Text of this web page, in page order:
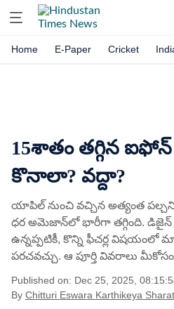
Home E-Paper Cricket
15శాతం తగ్గిన
కొనాలా? వద్దా?
యాపిల్ నుంచి వచ్చిన అత్యంత
ధర అమెజాన్‌లో భారీగా తగ్గింది. డిజైన్
ఉన్నప్పటికీ, కొన్ని ఫీచర్ల విషయంలో
పరచవచ్చు. ఆ పూర్తి వివరాలు
Published on: Dec 25, 2025,
By Chitturi Eswara Karthikeya